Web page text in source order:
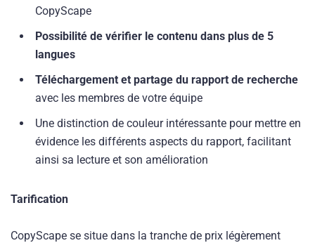
CopyScape
Possibilité de vérifier le contenu dans plus de 5
langues
Téléchargement et partage du rapport de recherche
avec les membres de votre équipe
Une distinction de couleur intéressante pour mettre en
évidence les différents aspects du rapport, facilitant
ainsi sa lecture et son amélioration
Tarification
CopyScape se situe dans la tranche de prix légèrement